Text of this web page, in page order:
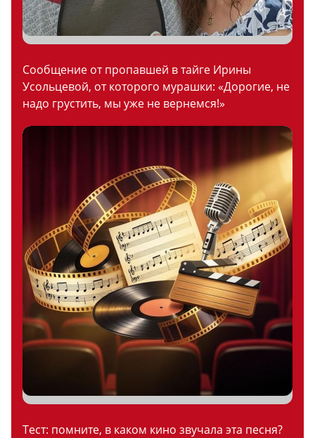
Сообщение от пропавшей в тайге Ирины
Усольцевой, от которого мурашки: «Дорогие, не
надо грустить, мы уже не вернемся!»
Тест: помните, в каком кино звучала эта песня?